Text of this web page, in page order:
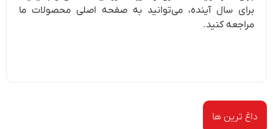
برای سال آینده، می‌توانید به صفحه اصلی محصولات ما
مراجعه کنید.
داغ ترین ها